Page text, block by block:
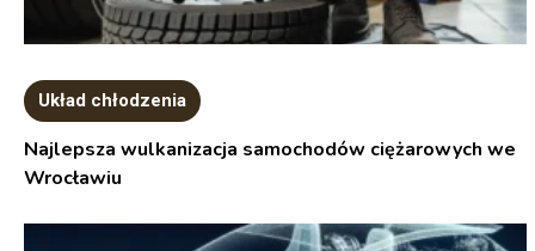
Układ chłodzenia
Najlepsza wulkanizacja samochodów ciężarowych we
Wrocławiu